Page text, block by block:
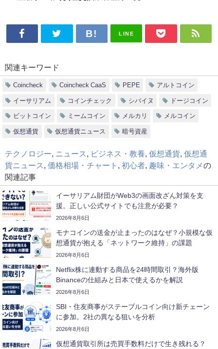
LINE
関連キーワード
Coincheck Coincheck CaaS PEPE アルトコイン
イーサリアム コインチェック シバイヌ ドージコイン
ビットコイン ミームコイン メルカリ メルコイン
仮想通貨 仮想通貨ニュース 暗号資産
テクノロジー ニュース ビジネス・教養 仮想通貨 仮想通
貨ニュース
価格相場・チャート 初心者 趣味・エンタメの
関連記事
イーサリアム財団がWeb3の画面改ざん対策を支
援。正しい公式サイトでも注意が必要？
2026年8月6日
モナコインの送金が止まったのはなぜ？小規模な仮
想通貨が抱える「ネットワーク維持」の課題
2026年8月6日
Netflix株に連動する商品を24時間取引？海外版
Binanceの仕組みと日本で使えるかを解説
2026年8月6日
SBI・住友商事がステーブルコイン向け新チェーン
に参加。2社の異なる狙いを分析
2026年8月6日
仮想通貨取引所は売買手数料だけで生き残れる？